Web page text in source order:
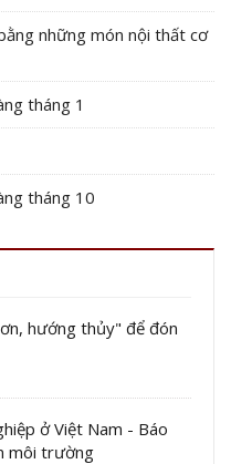
những món nội thất cơ
tháng 1
tháng 10
hướng thủy" để đón
ở Việt Nam - Báo
môi trường